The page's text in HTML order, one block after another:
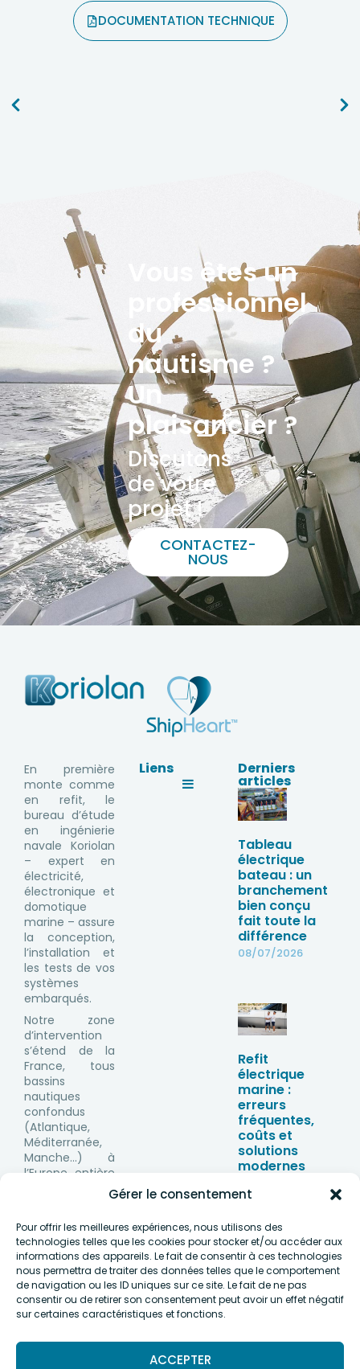
Gérer le consentement
Pour offrir les meilleures expériences, nous utilisons des
technologies telles que les cookies pour stocker et/ou accéder aux
informations des appareils. Le fait de consentir à ces technologies
nous permettra de traiter des données telles que le comportement
de navigation ou les ID uniques sur ce site. Le fait de ne pas
consentir ou de retirer son consentement peut avoir un effet négatif
sur certaines caractéristiques et fonctions.
ACCEPTER
DOCUMENTATION TECHNIQUE
Vous êtes un
professionnel
du
nautisme ?
Un
plaisancier ?
Discutons
de votre
projet !
CONTACTEZ-
NOUS
En première
monte comme
en refit, le
bureau d’étude
en ingénierie
navale Koriolan
– expert en
électricité,
électronique et
domotique
marine – assure
la conception,
l’installation et
les tests de vos
systèmes
embarqués.
Notre zone
d’intervention
s’étend de la
France, tous
bassins
nautiques
confondus
(Atlantique,
Méditerranée,
Manche…) à
l’Europe entière
(Baltique, mer
du Nord, mer
Lettonie en
passant par le
Royaume-Uni
ou l’Italie.
Liens Derniers
articles
Tableau
électrique
bateau : un
branchement
bien conçu
fait toute la
différence
08/07/2026
Refit
électrique
marine :
erreurs
fréquentes,
coûts et
solutions
modernes